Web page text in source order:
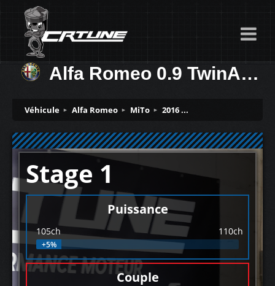
Alfa Romeo 0.9 TwinAir 105ch
Véhicule Alfa Romeo MiTo 2016 ...
Stage 1
Puissance
105ch 110ch
+5%
Couple